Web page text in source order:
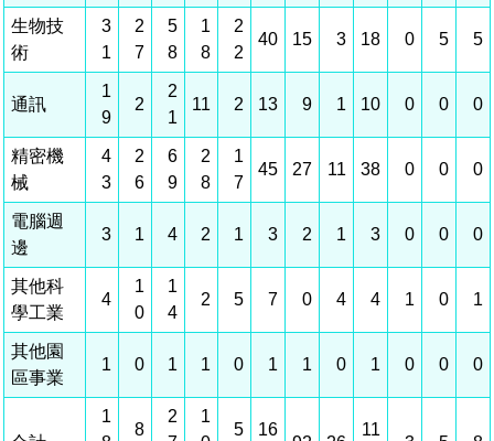
廉政資訊
公職人員及關係人補助交易身分關係公開專區
機關採購廉政平臺
檔案應用服務須知
檔案應用及宣導活動
檔案教育訓練及標竿學習
檔案管理局相關連結
WebMail(新)
園區資源再生中心
污水處理廠
園區土地廠房宿舍出租資訊
污水處理廠
水電供應
園區土地廠房宿舍出租資訊
污水處理廠
廠商名錄
園區公會資訊
研究機構
育成中心
文化藝術
公共藝術
考古遺址
南科新港堂
園區生活
生活服務
園區宿舍簡介
自行車道網
南科實中
人文景觀地圖
創新創業
南科AI_ROBOT自造基地
南科創業工坊
永續園區
企業社會責任
永續LOHAS綠色園區
生態資產
工商業務
通關業務
工安管理
環保管理
勞資管理
建築管理
營建管理
宿舍租金費用
污水費
廢棄物清除處理費
園區培訓課程
科學園區人才培育補助計畫
新興科技應用計畫
敦親睦鄰經費補助
園區參訪申請
性平專區
園區廠商採購資訊